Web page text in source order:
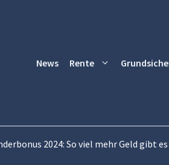
News Rente
2024: So viel mehr Geld gibt